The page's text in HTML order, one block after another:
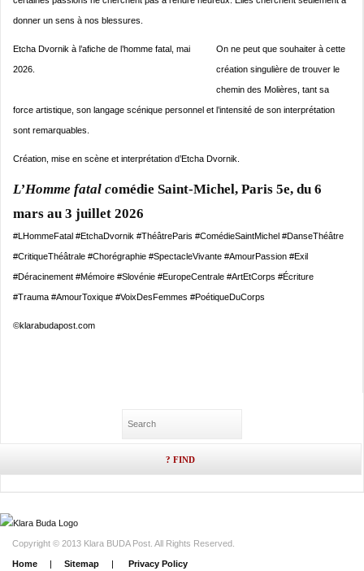
donner un sens à nos blessures.
Etcha Dvornik à l’afiche de l’homme fatal, mai
2026.
On ne peut que souhaiter à cette
création singulière de trouver le
chemin des Molières, tant sa
force artistique, son langage scénique personnel et l’intensité de son interprétation
sont remarquables.
Création, mise en scène et interprétation d’Etcha Dvornik.
L’Homme fatal comédie Saint-Michel, Paris 5e, du 6
mars au 3 juillet 2026
#LHommeFatal #EtchaDvornik #ThéâtreParis #ComédieSaintMichel #DanseThéâtre
#CritiqueThéâtrale #Chorégraphie #SpectacleVivante #AmourPassion #Exil
#Déracinement #Mémoire #Slovénie #EuropeCentrale #ArtEtCorps #Écriture
#Trauma #AmourToxique #VoixDesFemmes #PoétiqueDuCorps
©klarabudapost.com
Copyright © 2013 Klara BUDA Post. All Rights Reserved.
Home | Sitemap | Privacy Policy